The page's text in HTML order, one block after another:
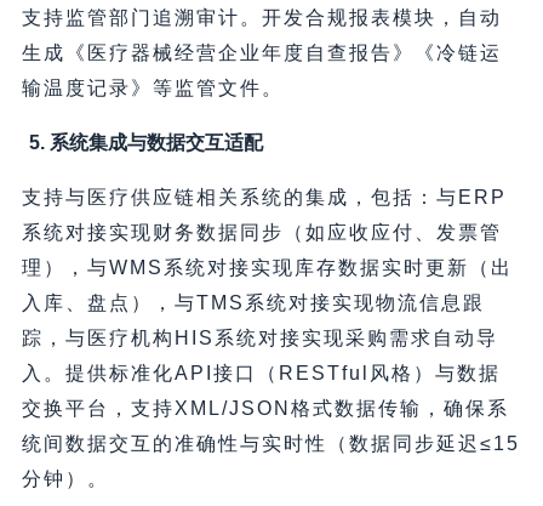
支持监管部门追溯审计。开发合规报表模块，自动
生成《医疗器械经营企业年度自查报告》《冷链运
输温度记录》等监管文件。
5. 系统集成与数据交互适配
支持与医疗供应链相关系统的集成，包括：与ERP
系统对接实现财务数据同步（如应收应付、发票管
理），与WMS系统对接实现库存数据实时更新（出
入库、盘点），与TMS系统对接实现物流信息跟
踪，与医疗机构HIS系统对接实现采购需求自动导
入。提供标准化API接口（RESTful风格）与数据
交换平台，支持XML/JSON格式数据传输，确保系
统间数据交互的准确性与实时性（数据同步延迟≤15
分钟）。